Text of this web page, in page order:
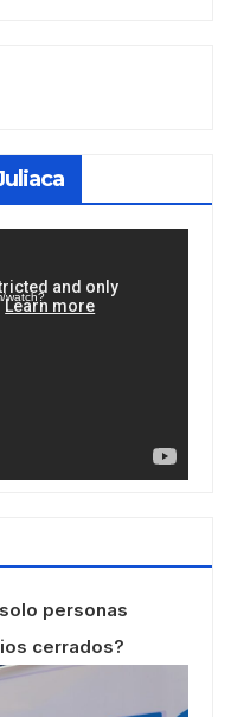
watch?
personas
cerrados?